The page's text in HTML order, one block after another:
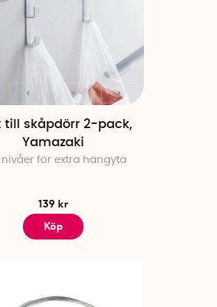
till skåpdörr 2-pack,
Yamazaki
nivåer för extra hängyta
139 kr
Köp